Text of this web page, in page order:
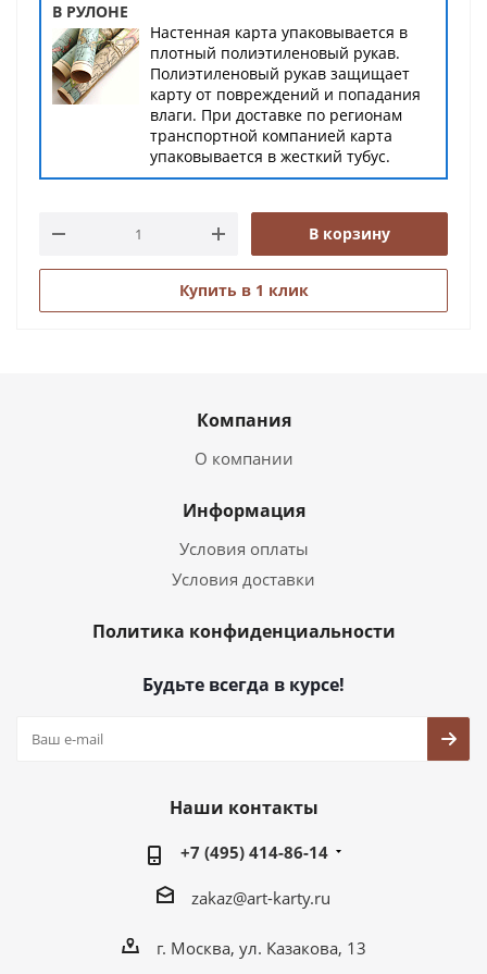
В РУЛОНЕ
Настенная карта упаковывается в
плотный полиэтиленовый рукав.
Полиэтиленовый рукав защищает
карту от повреждений и попадания
влаги. При доставке по регионам
транспортной компанией карта
упаковывается в жесткий тубус.
В корзину
Купить в 1 клик
Компания
О компании
Информация
Условия оплаты
Условия доставки
Политика конфиденциальности
Будьте всегда в курсе!
Наши контакты
+7 (495) 414-86-14
zakaz@art-karty.ru
г. Москва, ул. Казакова, 13